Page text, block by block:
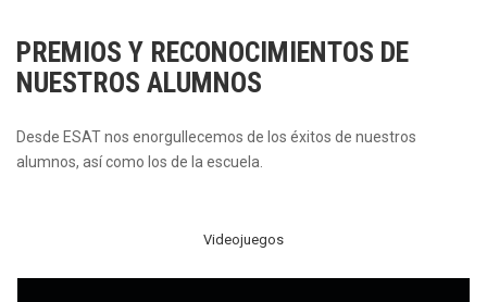
PREMIOS Y RECONOCIMIENTOS DE
NUESTROS ALUMNOS
Desde ESAT nos enorgullecemos de los éxitos de nuestros
alumnos, así como los de la escuela.
Videojuegos